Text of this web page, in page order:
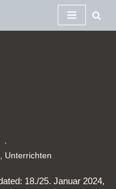
Unterrichten
18./25. Januar 2024,